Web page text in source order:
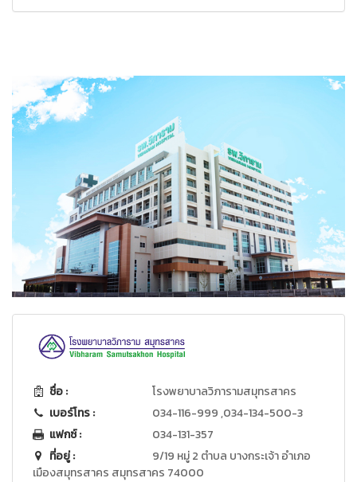
ชื่อ :
โรงพยาบาลวิภารามสมุทรสาคร
เบอร์โทร :
034-116-999 ,034-134-500-3
แฟกซ์ :
034-131-357
ที่อยู่ :
9/19 หมู่ 2 ตำบล บางกระเจ้า อำเภอ
เมืองสมุทรสาคร สมุทรสาคร 74000